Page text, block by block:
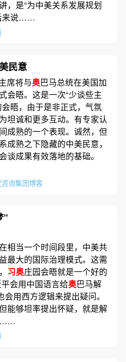
，是“为中美关系发展规划
来说……
民意
席将与奥巴马总统在美国加
会晤。这是一次“少谈些主
晤，由于是非正式，气氛
坦诚和更多互动。有专家认
成熟的一个表现。诚然，但
成熟之下隐藏的中美民意，
谈成果有效落地的基础。
询集团博客
”
相当一个时间段里，中美共
最大的国际治理模式。这需
习奥庄园会晤就是一个好的
会用中国语言给奥巴马解
会用西方逻辑来提出疑问。
能够坦率提出怀疑，就是解
……